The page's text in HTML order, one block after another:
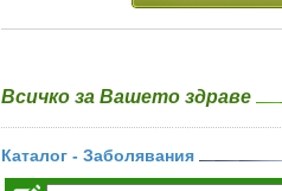
Всичко за Вашето здраве
Каталог - Заболявания